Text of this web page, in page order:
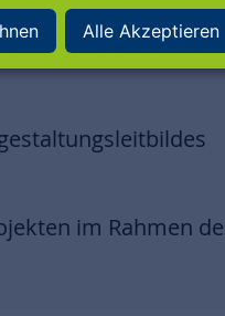
im Rahmen
Alle Akzeptieren